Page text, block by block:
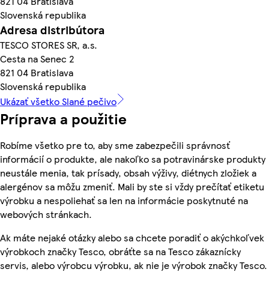
Slovenská republika
Adresa distribútora
TESCO STORES SR, a.s.
Cesta na Senec 2
821 04 Bratislava
Slovenská republika
Ukázať všetko Slané pečivo
Príprava a použitie
Robíme všetko pre to, aby sme zabezpečili správnosť
informácií o produkte, ale nakoľko sa potravinárske produkty
neustále menia, tak prísady, obsah výživy, diétnych zložiek a
alergénov sa môžu zmeniť. Mali by ste si vždy prečítať etiketu
výrobku a nespoliehať sa len na informácie poskytnuté na
webových stránkach.
Ak máte nejaké otázky alebo sa chcete poradiť o akýchkoľvek
výrobkoch značky Tesco, obráťte sa na Tesco zákaznícky
servis, alebo výrobcu výrobku, ak nie je výrobok značky Tesco.